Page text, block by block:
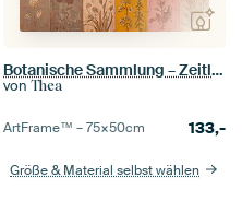
Botanische Sammlung – Zeitlose Blumenstudien
von Thea
ArtFrame™ –75×50cm 133,-
Größe & Material selbst wählen